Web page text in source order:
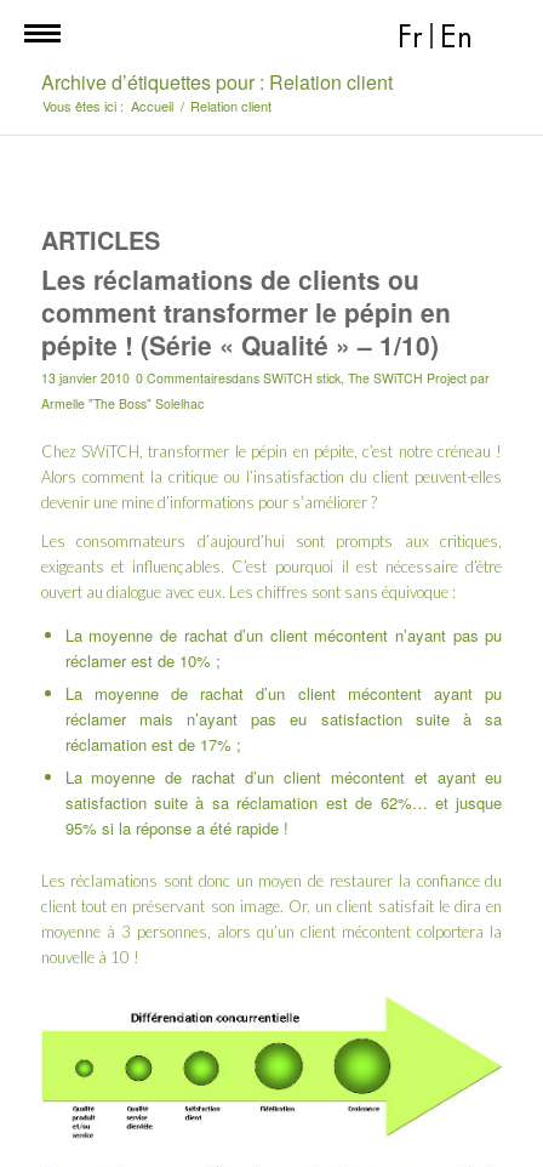
Fr En
Archive d’étiquettes pour : Relation client
Vous êtes ici : Accueil / Relation client
ARTICLES
Les réclamations de clients ou
comment transformer le pépin en
pépite ! (Série « Qualité » – 1/10)
13 janvier 2010 0 Commentairesdans SWiTCH stick, The SWiTCH Project par
Armelle "The Boss" Solelhac
Chez SWiTCH , transformer le pépin en pépite, c’est notre créneau !
Alors comment la critique ou l’insatisfaction du client peuvent-elles
devenir une mine d’informations pour s’améliorer ?
Les consommateurs d’aujourd’hui sont prompts aux critiques,
exigeants et influençables. C’est pourquoi il est nécessaire d’être
ouvert au dialogue avec eux. Les chiffres sont sans équivoque :
La moyenne de rachat d’un client mécontent n’ayant pas pu
réclamer est de 10% ;
La moyenne de rachat d’un client mécontent ayant pu
réclamer mais n’ayant pas eu satisfaction suite à sa
réclamation est de 17% ;
La moyenne de rachat d’un client mécontent et ayant eu
satisfaction suite à sa réclamation est de 62%… et jusque
95% si la réponse a été rapide !
Les réclamations sont donc un moyen de restaurer la confiance du
client tout en préservant son image. Or, un client satisfait le dira en
moyenne à 3 personnes, alors qu’un client mécontent colportera la
nouvelle à 10 !